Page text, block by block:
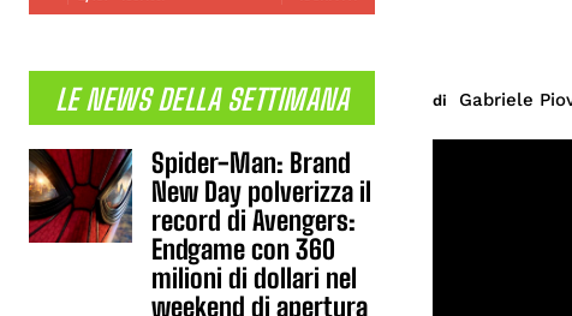
LE NEWS DELLA SETTIMANA
Spider-Man: Brand
New Day polverizza il
record di Avengers:
Endgame con 360
milioni di dollari nel
weekend di apertura
di Gabriele